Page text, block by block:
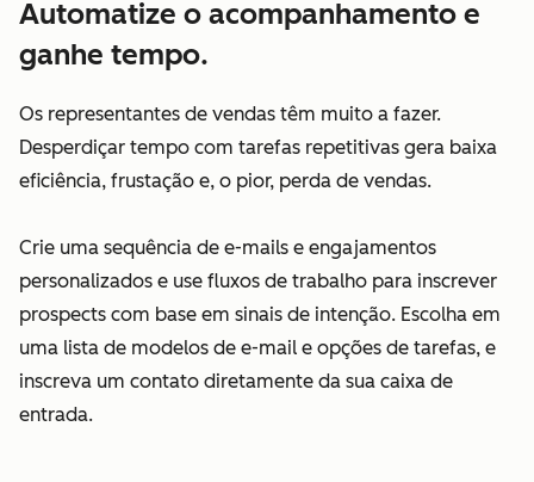
Automatize o acompanhamento e
ganhe tempo.
Os representantes de vendas têm muito a fazer.
Desperdiçar tempo com tarefas repetitivas gera baixa
eficiência, frustação e, o pior, perda de vendas.
Crie uma sequência de e-mails e engajamentos
personalizados e use fluxos de trabalho para inscrever
prospects com base em sinais de intenção. Escolha em
uma lista de modelos de e-mail e opções de tarefas, e
inscreva um contato diretamente da sua caixa de
entrada.